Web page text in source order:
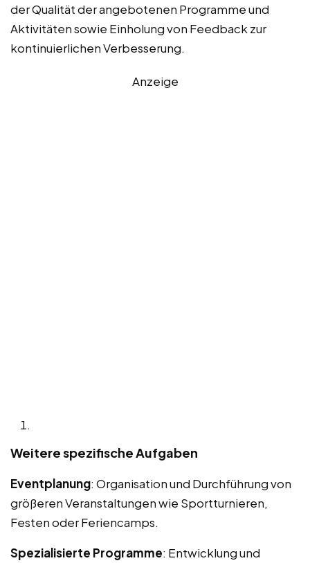
der Qualität der angebotenen Programme und
Aktivitäten sowie Einholung von Feedback zur
kontinuierlichen Verbesserung.
Anzeige
Weitere spezifische Aufgaben
Eventplanung: Organisation und Durchführung von
größeren Veranstaltungen wie Sportturnieren,
Festen oder Feriencamps.
Spezialisierte Programme: Entwicklung und